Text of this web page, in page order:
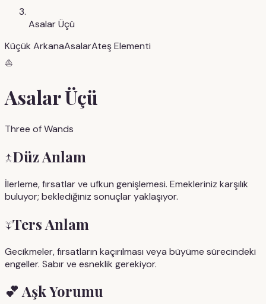
Asalar Üçü
Küçük ArkanaAsalarAteşElementi
⛵
Asalar Üçü
Three of Wands
↑Düz Anlam
İlerleme, fırsatlar ve ufkun genişlemesi. Emekleriniz karşılık
buluyor; beklediğiniz sonuçlar yaklaşıyor.
↓Ters Anlam
Gecikmeler, fırsatların kaçırılması veya büyüme sürecindeki
engeller. Sabır ve esneklik gerekiyor.
💕Aşk Yorumu